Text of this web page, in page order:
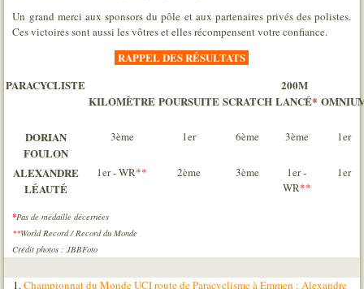
Un grand merci aux sponsors du pôle et aux partenaires privés des polistes.
Ces victoires sont aussi les vôtres et elles récompensent votre confiance.
RAPPEL DES RÉSULTATS
PARACYCLISTE
KILOMÈTRE POURSUITE SCRATCH
200M
LANCÉ*
DORIAN
FOULON
3ème 1er 6ème 3ème 1er
ALEXANDRE
LÉAUTÉ
1er - WR** 2ème 3ème
1er -
WR**
1er
*Pas de médaille décernées
**World Record / Record du Monde
Crédit photos : JBBFoto
Championnat du Monde UCI route de Paracyclisme à Emmen : Alexandre